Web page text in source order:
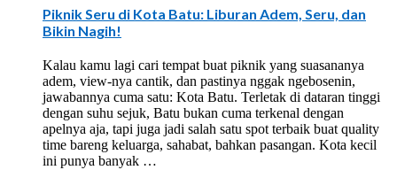
Piknik Seru di Kota Batu: Liburan Adem, Seru, dan
Bikin Nagih!
Kalau kamu lagi cari tempat buat piknik yang suasananya
adem, view-nya cantik, dan pastinya nggak ngebosenin,
jawabannya cuma satu: Kota Batu. Terletak di dataran tinggi
dengan suhu sejuk, Batu bukan cuma terkenal dengan
apelnya aja, tapi juga jadi salah satu spot terbaik buat quality
time bareng keluarga, sahabat, bahkan pasangan. Kota kecil
ini punya banyak …